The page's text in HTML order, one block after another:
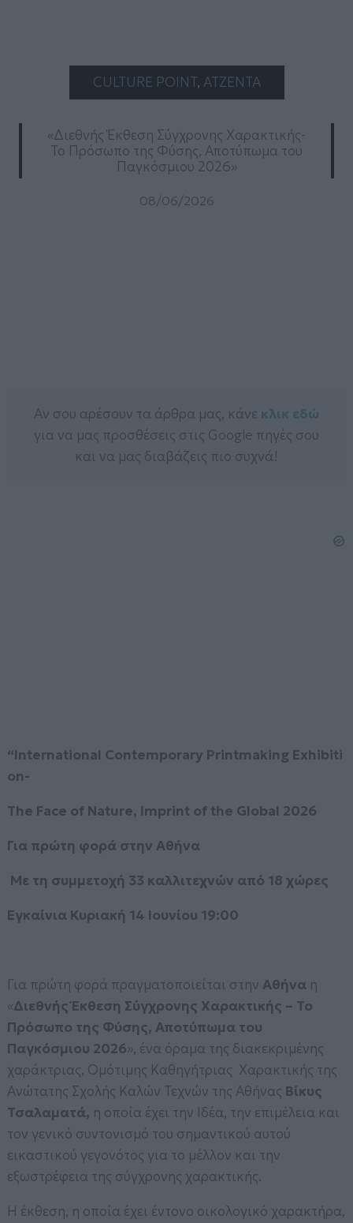
CULTURE POINT, ΑΤΖΕΝΤΑ
«Διεθνής Έκθεση Σύγχρονης Χαρακτικής-
Το Πρόσωπο της Φύσης, Αποτύπωμα του
Παγκόσμιου 2026»
08/06/2026
Αν σου αρέσουν τα άρθρα μας, κάνε κλικ εδώ
για να μας προσθέσεις στις Google πηγές σου
και να μας διαβάζεις πιο συχνά!
“International Contemporary Printmaking Exhibiti
on-
The Face of Nature, Imprint of the Global 2026
Για πρώτη φορά στην Αθήνα
Με τη συμμετοχή 33 καλλιτεχνών από 18 χώρες
Εγκαίνια Κυριακή 14 Ιουνίου 19:00
Για πρώτη φορά πραγματοποιείται στην Αθήνα η
«Διεθνής Έκθεση Σύγχρονης Χαρακτικής – Το
Πρόσωπο της Φύσης, Αποτύπωμα του
Παγκόσμιου 2026», ένα όραμα της διακεκριμένης
χαράκτριας, Ομότιμης Καθηγήτριας Χαρακτικής της
Ανώτατης Σχολής Καλών Τεχνών της Αθήνας Βίκυς
Τσαλαματά, η οποία έχει την Ιδέα, την επιμέλεια και
τον γενικό συντονισμό του σημαντικού αυτού
εικαστικού γεγονότος για το μέλλον και την
εξωστρέφεια της σύγχρονης χαρακτικής.
Η έκθεση, η οποία έχει έντονο οικολογικό χαρακτήρα,